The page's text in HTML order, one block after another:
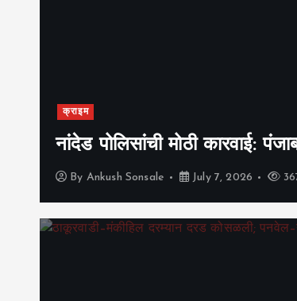
क्राइम
नांदेड पोलिसांची मोठी कारवाई:
By Ankush Sonsale July 7, 2026